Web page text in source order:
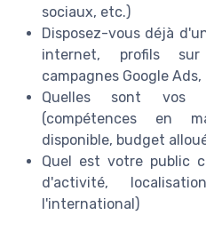
sociaux, etc.)
Disposez-vous déjà
internet, profils
campagnes Google
Quelles sont vos
(compétences en
disponible, budget
Quel est votre public
d'activité,
l'international)